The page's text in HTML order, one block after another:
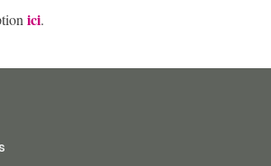
ici.